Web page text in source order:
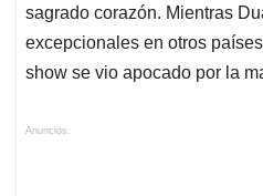
sagrado corazón. Mientras
excepcionales en otros
show se vio apocado por la
Anuncios.